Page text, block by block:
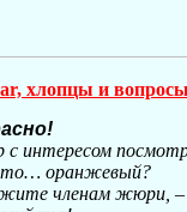
хлопцы и
с интересом
оранжевый?
членам жюри, –